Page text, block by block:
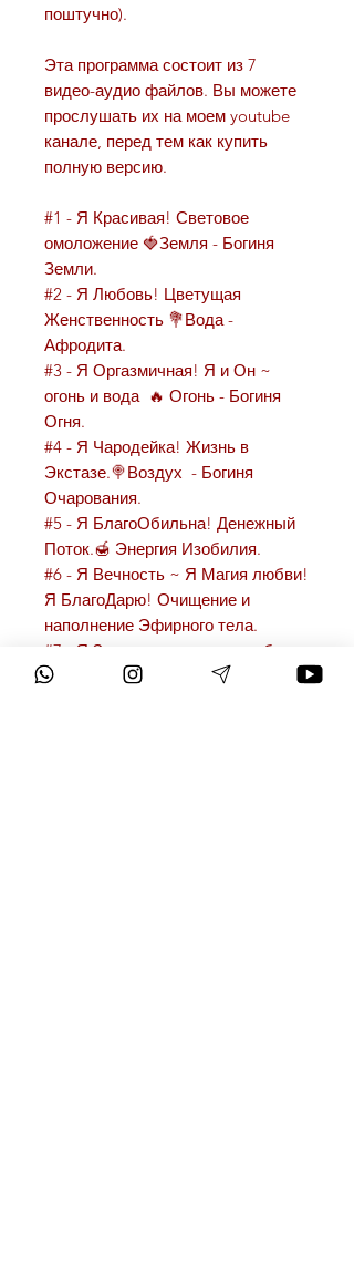
поштучно).
Эта программа состоит из 7
видео-аудио файлов. Вы можете
прослушать их на моем youtube
канале, перед тем как купить
полную версию.
#1 - Я Красивая! Световое
омоложение 🍓Земля - Богиня
Земли.
#2 - Я Любовь! Цветущая
Женственность 💐Вода -
Афродита.
#3 - Я Оргазмичная! Я и Он ~
огонь и вода 🔥 Огонь - Богиня
Огня.
#4 - Я Чародейка! Жизнь в
Экстазе.🍭Воздух - Богиня
Очарования.
#5 - Я БлагоОбильна! Денежный
Поток.🍯 Энергия Изобилия.
#6 - Я Вечность ~ Я Магия любви!
Я БлагоДарю! Очищение и
наполнение Эфирного тела.
#7 - Я Загадочная как волшебница
Луна! Он Бог для Меня. -